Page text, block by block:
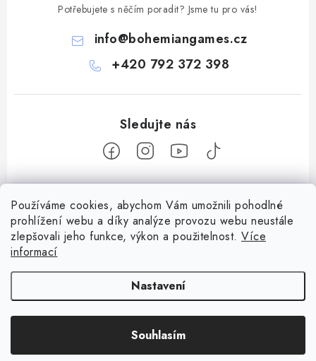
Používáme cookies, abychom Vám umožnili pohodlné
prohlížení webu a díky analýze provozu webu neustále
zlepšovali jeho funkce, výkon a použitelnost. Více
informací
Nastavení
Souhlasím
Potřebujete s něčím poradit? Jsme tu pro vás!
info@bohemiangames.cz
+420 792 372 398
Z
Informace pro vás
Obchodní podmínky
Doprava a platba
Podmínky ochrany osobních údajů
Věrnostní program Staň se bohémem!
Facebook
nastavení cookies